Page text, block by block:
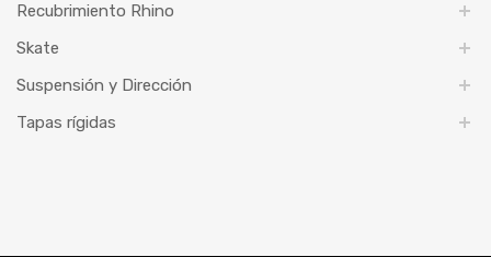
Recubrimiento Rhino
Skate
Suspensión y Dirección
Tapas rígidas